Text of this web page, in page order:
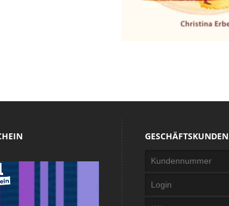
GESCHÄFTSKUNDEN